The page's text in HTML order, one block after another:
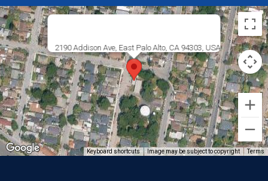
2190 Addison Ave, East Palo Alto, CA 94303, USA
Keyboard shortcuts Image may be subject to copyright Terms